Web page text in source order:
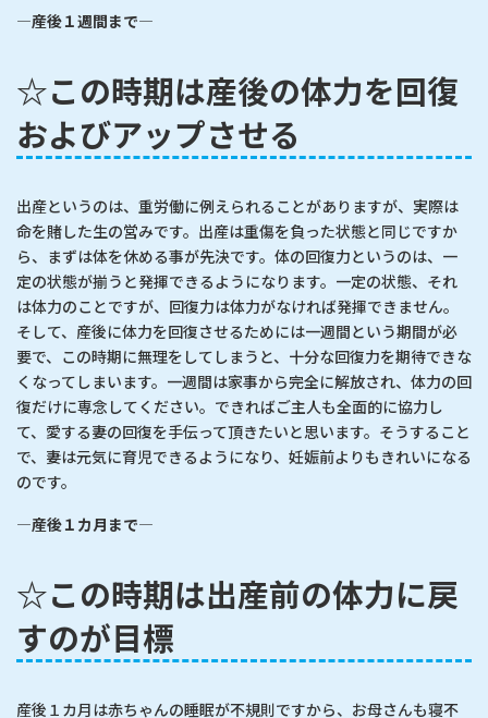
―産後１週間まで―
☆この時期は産後の体力を回復
およびアップさせる
出産というのは、重労働に例えられることがありますが、実際は
命を賭した生の営みです。出産は重傷を負った状態と同じですか
ら、まずは体を休める事が先決です。体の回復力というのは、一
定の状態が揃うと発揮できるようになります。一定の状態、それ
は体力のことですが、回復力は体力がなければ発揮できません。
そして、産後に体力を回復させるためには一週間という期間が必
要で、この時期に無理をしてしまうと、十分な回復力を期待できな
くなってしまいます。一週間は家事から完全に解放され、体力の回
復だけに専念してください。できればご主人も全面的に協力し
て、愛する妻の回復を手伝って頂きたいと思います。そうすること
で、妻は元気に育児できるようになり、妊娠前よりもきれいになる
のです。
―産後１カ月まで―
☆この時期は出産前の体力に戻
すのが目標
産後１カ月は赤ちゃんの睡眠が不規則ですから、お母さんも寝不